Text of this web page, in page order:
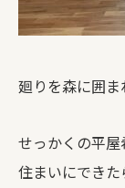
廻りを森に囲ま
せっかくの平
住まいにできた